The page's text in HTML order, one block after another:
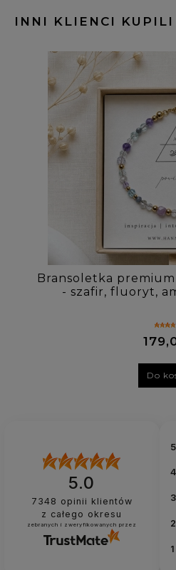
INNI KLIENCI KUPILI
Bransoletka premium
- szafir, fluoryt,
Do
5.0
7348 opinii klientów
z całego okresu
zebranych i zweryfikowanych przez
5
4
3
2
1